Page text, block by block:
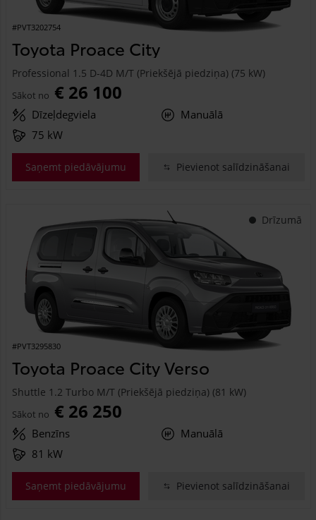
#PVT3202754
Toyota Proace City
Professional 1.5 D-4D M/T (Priekšējā piedziņa) (75 kW)
Sākot no € 26 100
Dīzeļdegviela
Manuālā
75 kW
Saņemt piedāvājumu Pievienot salīdzināšanai
Drīzumā
#PVT3295830
Toyota Proace City Verso
Shuttle 1.2 Turbo M/T (Priekšējā piedziņa) (81 kW)
Sākot no € 26 250
Benzīns
Manuālā
81 kW
Saņemt piedāvājumu Pievienot salīdzināšanai